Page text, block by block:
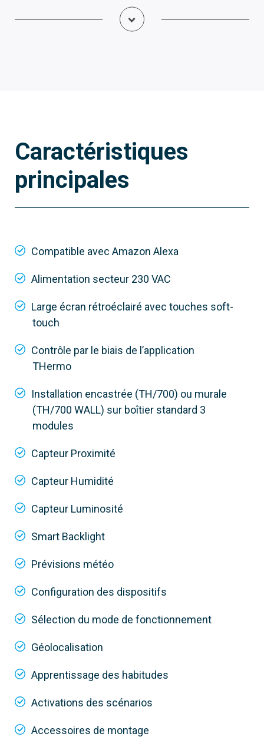
845AA-0120
TH/700 WH WIFI WALL
Fixé au mur
Alimentation
Contrôle
appareil
845AA-0110
en encastrement
Alimentation
Application, haut-parleur intelligent ou
Caractéristiques
principales
Compatible avec Amazon Alexa
Alimentation secteur 230 VAC
Large écran rétroéclairé avec touches soft-
touch
Contrôle par le biais de l’application
THermo
Installation encastrée (TH/700) ou murale
(TH/700 WALL) sur boîtier standard 3
modules
Capteur Proximité
Capteur Humidité
Capteur Luminosité
Smart Backlight
Prévisions météo
Configuration des dispositifs
Sélection du mode de fonctionnement
Géolocalisation
Apprentissage des habitudes
Activations des scénarios
Accessoires de montage